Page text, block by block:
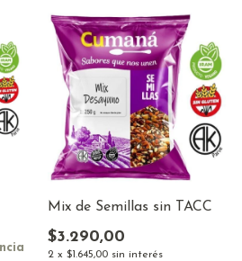
Mix de Semillas sin TACC
$3.290,00
2 x $1.645,00 sin interés